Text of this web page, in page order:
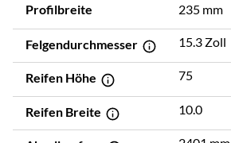
Profilbreite 235 mm
Felgendurchmesser 15.3 Zoll
Reifen Höhe 75
Reifen Breite 10.0